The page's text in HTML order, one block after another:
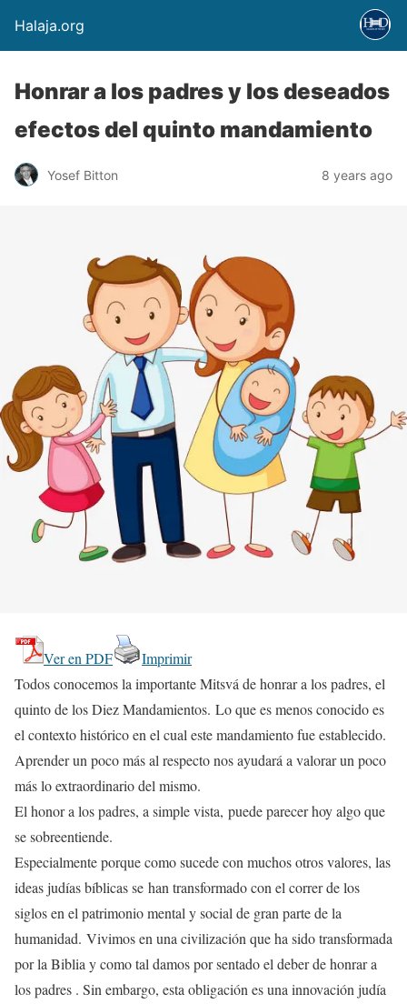
Halaja.org
Honrar a los padres y los deseados
efectos del quinto mandamiento
Yosef Bitton 8 years ago
Ver en PDF
Imprimir
Todos conocemos la importante Mitsvá de honrar a los padres, el
quinto de los Diez Mandamientos. Lo que es menos conocido es
el contexto histórico en el cual este mandamiento fue establecido.
Aprender un poco más al respecto nos ayudará a valorar un poco
más lo extraordinario del mismo.
El honor a los padres, a simple vista, puede parecer hoy algo que
se sobreentiende.
Especialmente porque como sucede con muchos otros valores, las
ideas judías bíblicas se han transformado con el correr de los
siglos en el patrimonio mental y social de gran parte de la
humanidad. Vivimos en una civilización que ha sido transformada
por la Biblia y como tal damos por sentado el deber de honrar a
los padres . Sin embargo, esta obligación es una innovación judía